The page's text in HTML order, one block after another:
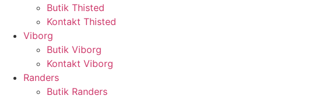
Butik Thisted
Kontakt Thisted
Viborg
Butik Viborg
Kontakt Viborg
Randers
Butik Randers